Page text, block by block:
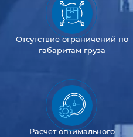
Отсутствиеограничений по
габаритам груза
Расчет оптимального